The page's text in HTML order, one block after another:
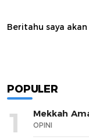
Beritahu saya
POPULER
1 Mekkah
OPINI